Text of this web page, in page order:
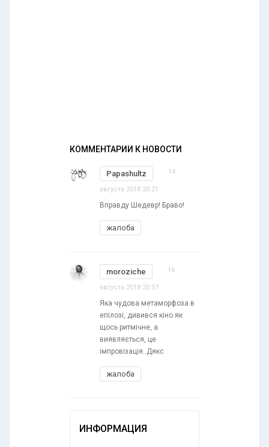
КОММЕНТАРИИ К НОВОСТИ
Papashultz 14
августа 2018 20:21
Вправду Шедевр! Браво!
жалоба
moroziche 16
августа 2018 20:57
Яка чудова метаморфоза в
епілозі, дивився кіно як
щось ритмічне, а
виявляється, це
імпровізація..Дякс
жалоба
ИНФОРМАЦИЯ